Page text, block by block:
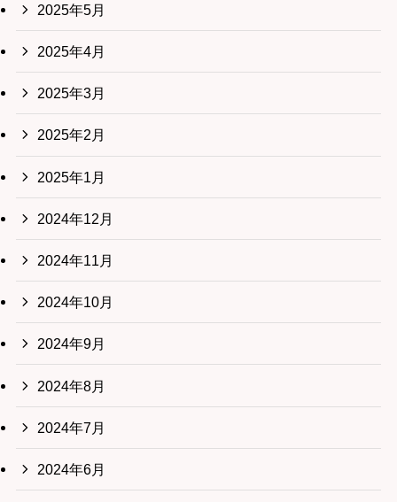
2025年5月
2025年4月
2025年3月
2025年2月
2025年1月
2024年12月
2024年11月
2024年10月
2024年9月
2024年8月
2024年7月
2024年6月